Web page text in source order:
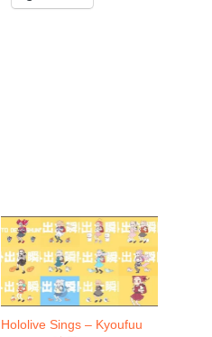
Hololive Sings – Kyoufuu